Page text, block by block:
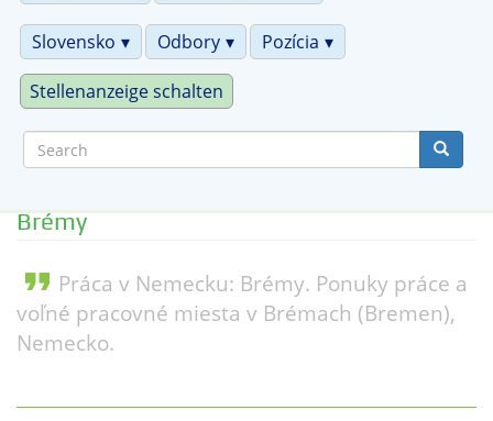
Slovensko Odbory Pozícia
Stellenanzeige schalten
Brémy
format_quote Práca v Nemecku: Brémy. Ponuky práce a
voľné pracovné miesta v Brémach (Bremen),
Nemecko.